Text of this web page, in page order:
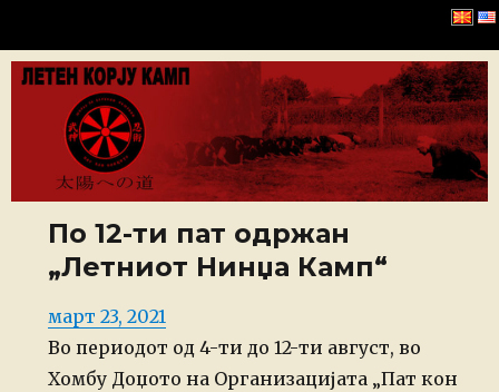
Bujinkan Macedonia
По 12-ти пат одржан
„Летниот Нинџа Камп“
Posted
on
март 23, 2021
Во периодот од 4-ти до 12-ти август, во
Хомбу Доџото на Организацијата „Пат кон